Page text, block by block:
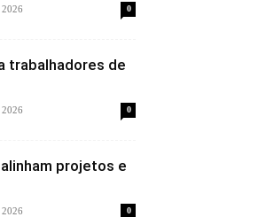
2026 0
trabalhadores de
2026 0
projetos e
2026 0